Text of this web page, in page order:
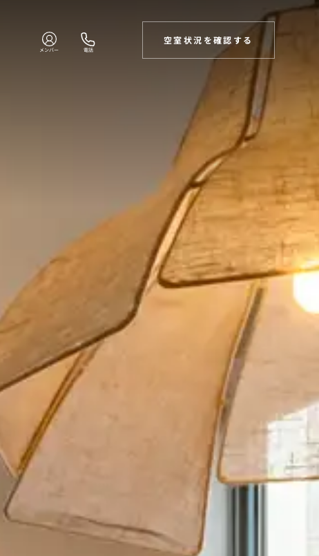
メンバー 電話
空室状況を確認する